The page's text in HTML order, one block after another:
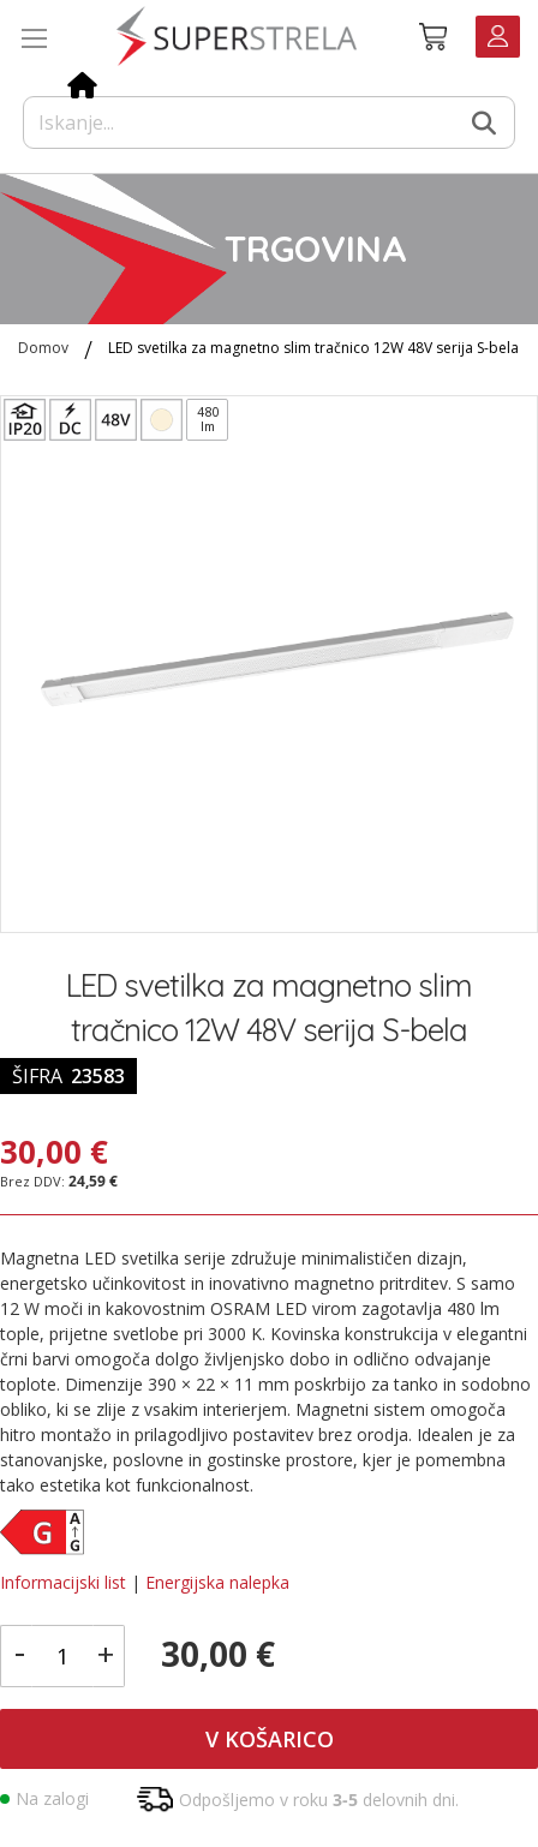
Košarica
TRGOVINA
Domov LED svetilka za magnetno slim tračnico 12W 48V serija S-bela
Preskoči
na
480
lm
LED svetilka za magnetno slim
tračnico 12W 48V serija S-bela
ŠIFRA 23583
30,00 €
24,59 €
Magnetna LED svetilka serije združuje minimalističen dizajn,
energetsko učinkovitost in inovativno magnetno pritrditev. S samo
12 W moči in kakovostnim OSRAM LED virom zagotavlja 480 lm
tople, prijetne svetlobe pri 3000 K. Kovinska konstrukcija v elegantni
črni barvi omogoča dolgo življenjsko dobo in odlično odvajanje
toplote. Dimenzije 390 × 22 × 11 mm poskrbijo za tanko in sodobno
obliko, ki se zlije z vsakim interierjem. Magnetni sistem omogoča
hitro montažo in prilagodljivo postavitev brez orodja. Idealen je za
stanovanjske, poslovne in gostinske prostore, kjer je pomembna
tako estetika kot funkcionalnost.
Informacijski list | Energijska nalepka
- + 30,00 €
V KOŠARICO
Na zalogi Odpošljemo v roku 3-5 delovnih dni.